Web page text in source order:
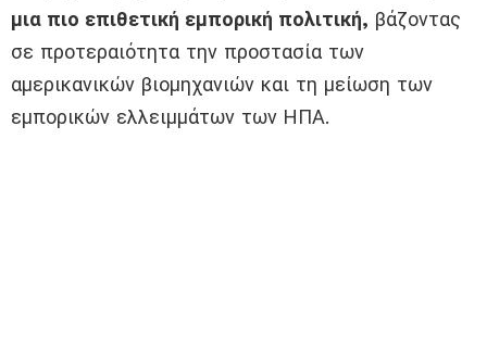
μια πιο επιθετική εμπορική πολιτική, βάζοντας
σε προτεραιότητα την προστασία των
αμερικανικών βιομηχανιών και τη μείωση των
εμπορικών ελλειμμάτων των ΗΠΑ.